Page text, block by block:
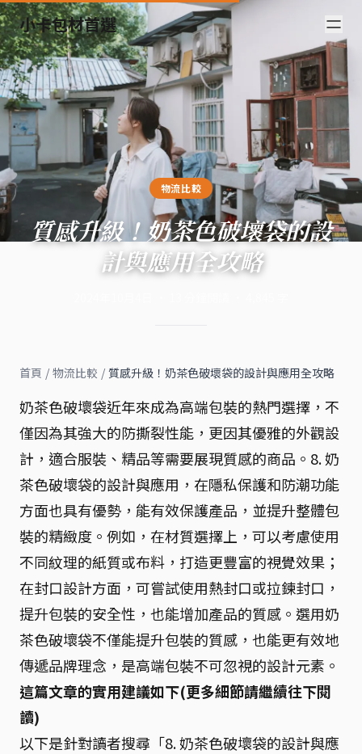
小卡包材首選
物流比較
質感升級！奶茶色破壞袋的設
計與應用全攻略
首頁 / 物流比較 / 質感升級！奶茶色破壞袋的設計與應用全攻略
奶茶色破壞袋近年來成為高端包裝的熱門選擇，不
僅因為其強大的防撕裂性能，更因其優雅的外觀設
計，適合服裝、精品等需要展現質感的商品。8. 奶
茶色破壞袋的設計與應用，在隱私保護和防潮功能
方面也具有優勢，能有效保護產品，並提升整體包
裝的精緻度。例如，在材質選擇上，可以考慮使用
不同紋理的紙質或布料，打造更豐富的視覺效果；
在封口設計方面，可嘗試使用熱封口或拉鍊封口，
提升包裝的安全性，也能增加產品的質感。選用奶
茶色破壞袋不僅能提升包裝的質感，也能更有效地
傳遞品牌理念，是高端包裝不可忽視的設計元素。
這篇文章的實用建議如下(更多細節請繼續往下閱
讀)
以下是針對讀者搜尋「8. 奶茶色破壞袋的設計與應